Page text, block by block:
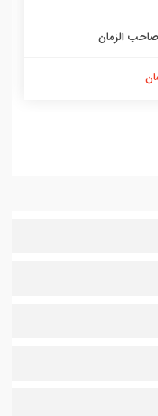
الزمان